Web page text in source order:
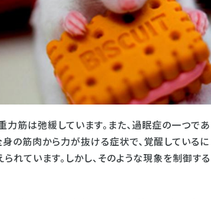
筋は弛緩しています。また、過眠症の一つであ
の筋肉から力が抜ける症状で、覚醒しているに
れています。しかし、そのような現象を制御する